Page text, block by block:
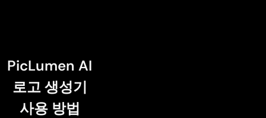
PicLumen AI
로고 생성기
사용 방법